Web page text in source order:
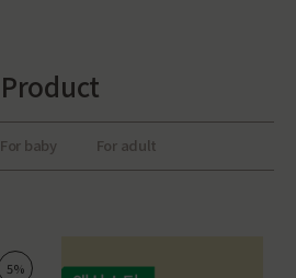
Product
For baby For adult
5%